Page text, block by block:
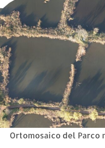
Ortomosaico del